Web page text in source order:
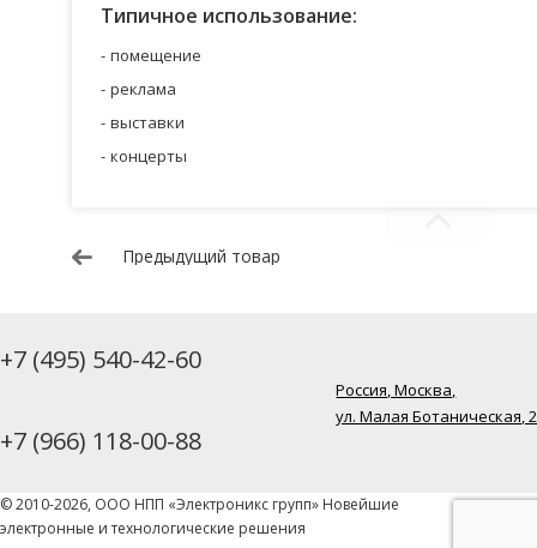
Типичное использование:
помещение
реклама
выставки
концерты
Предыдущий товар
+7 (495) 540-42-60
+7 (966) 118-00-88
Россия, Москва,
ул. Малая Ботаническая,
© 2010-2026, ООО НПП «Электроникс групп» Новейшие
электронные и технологические решения